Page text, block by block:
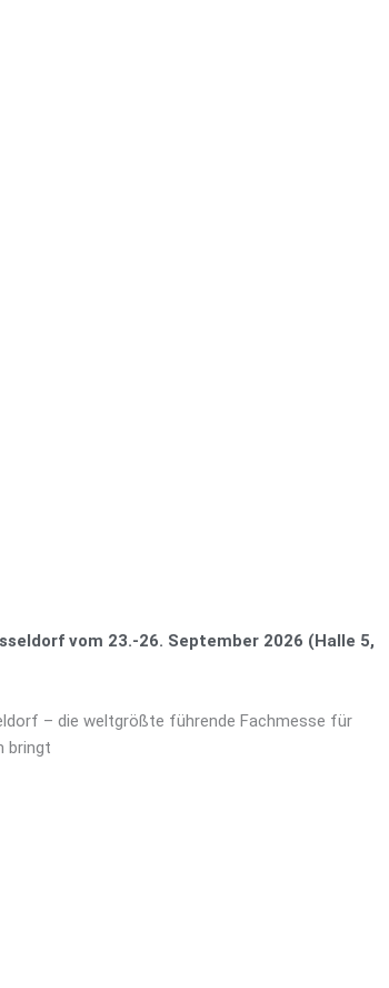
vom 23.-26. September 2026 (Halle 5,
– die weltgrößte führende Fachmesse für
bringt